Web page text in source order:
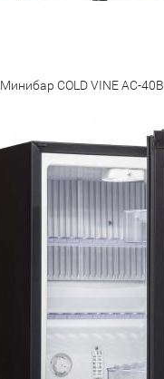
Минибар COLD VINE AC-40B